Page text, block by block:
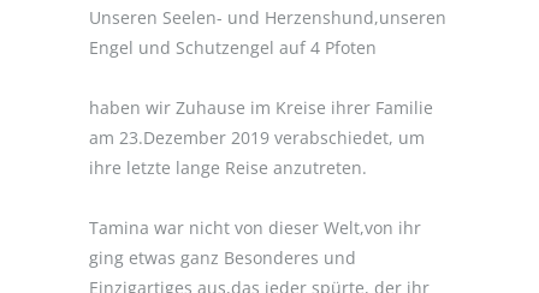
Unseren Seelen- und Herzenshund,unseren
Engel und Schutzengel auf 4 Pfoten
haben wir Zuhause im Kreise ihrer Familie
am 23.Dezember 2019 verabschiedet, um
ihre letzte lange Reise anzutreten.
Tamina war nicht von dieser Welt,von ihr
ging etwas ganz Besonderes und
Einzigartiges aus,das jeder spürte, der ihr